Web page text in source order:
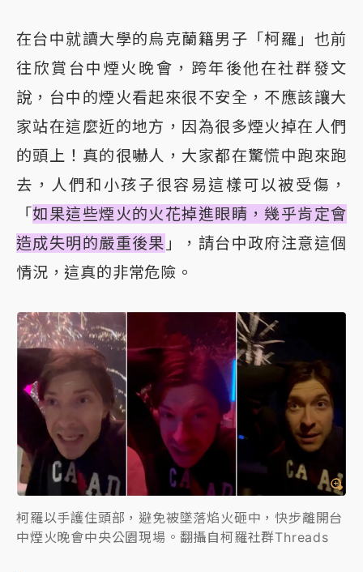
在台中就讀大學的烏克蘭籍男子「柯羅」也前
往欣賞台中煙火晚會，跨年後他在社群發文
說，台中的煙火看起來很不安全，不應該讓大
家站在這麼近的地方，因為很多煙火掉在人們
的頭上！真的很嚇人，大家都在驚慌中跑來跑
去，人們和小孩子很容易這樣可以被受傷，
「如果這些煙火的火花掉進眼睛，幾乎肯定會
造成失明的嚴重後果 」，請台中政府注意這個
情況，這真的非常危險。
柯羅以手護住頭部，避免被墜落焰火砸中，快步離開台
中煙火晚會中央公園現場。翻攝自柯羅社群Threads